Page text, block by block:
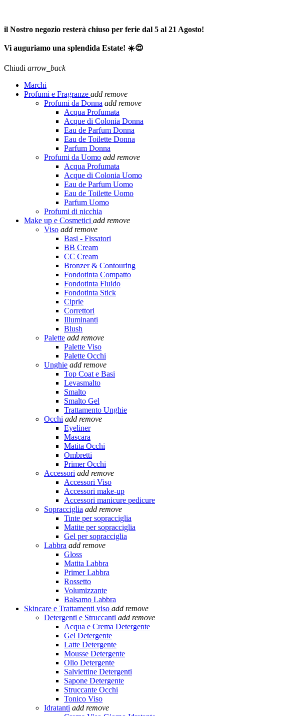
il Nostro negozio resterà chiuso per ferie dal 5 al 21 Agosto!
Vi auguriamo una splendida Estate! ☀️😍
Chiudi arrow_back
Marchi
Profumi e Fragranze add remove
Profumi da Donna add remove
Acqua Profumata
Acque di Colonia Donna
Eau de Parfum Donna
Eau de Toilette Donna
Parfum Donna
Profumi da Uomo add remove
Acqua Profumata
Acque di Colonia Uomo
Eau de Parfum Uomo
Eau de Toilette Uomo
Parfum Uomo
Profumi di nicchia
Make up e Cosmetici add remove
Viso add remove
Basi - Fissatori
BB Cream
CC Cream
Bronzer & Contouring
Fondotinta Compatto
Fondotinta Fluido
Fondotinta Stick
Ciprie
Correttori
Illuminanti
Blush
Palette add remove
Palette Viso
Palette Occhi
Unghie add remove
Top Coat e Basi
Levasmalto
Smalto
Smalto Gel
Trattamento Unghie
Occhi add remove
Eyeliner
Mascara
Matita Occhi
Ombretti
Primer Occhi
Accessori add remove
Accessori Viso
Accessori make-up
Accessori manicure pedicure
Sopracciglia add remove
Tinte per sopracciglia
Matite per sopracciglia
Gel per sopracciglia
Labbra add remove
Gloss
Matita Labbra
Primer Labbra
Rossetto
Volumizzante
Balsamo Labbra
Skincare e Trattamenti viso add remove
Detergenti e Struccanti add remove
Acqua e Crema Detergente
Gel Detergente
Latte Detergente
Mousse Detergente
Olio Detergente
Salviettine Detergenti
Sapone Detergente
Struccante Occhi
Tonico Viso
Idratanti add remove